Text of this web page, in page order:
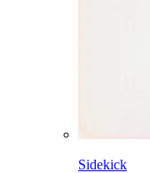
Sidekick